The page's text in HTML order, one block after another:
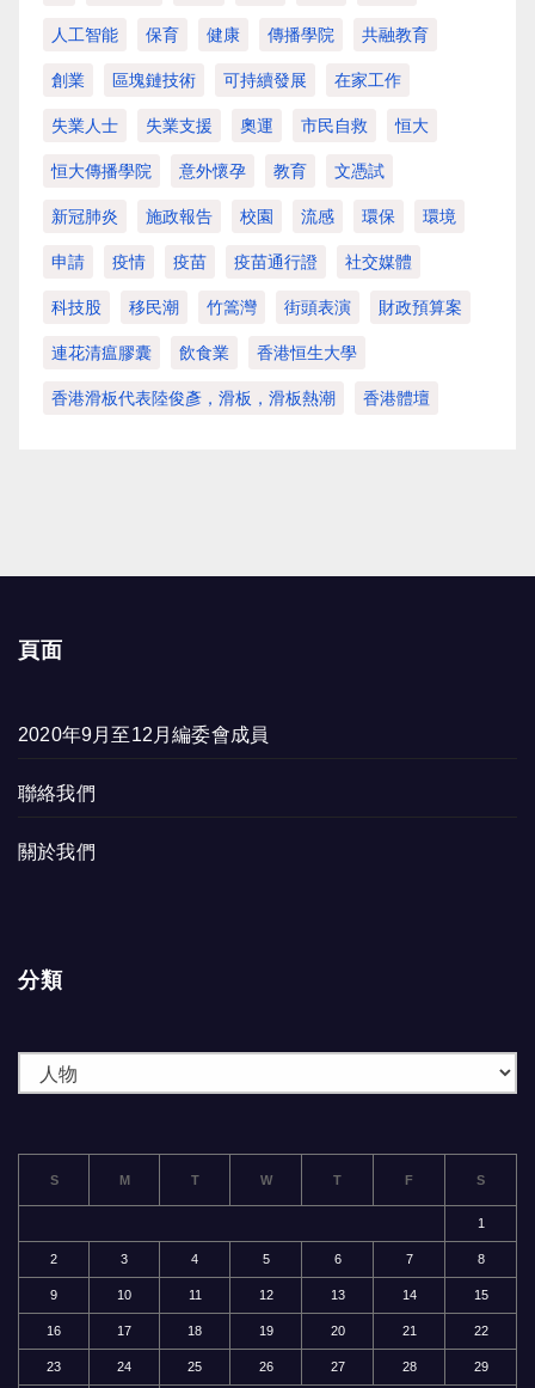
人工智能 保育 健康 傳播學院 共融教育
創業 區塊鏈技術 可持續發展 在家工作
失業人士 失業支援 奧運 市民自救 恒大
恒大傳播學院 意外懷孕 教育 文憑試
新冠肺炎 施政報告 校園 流感 環保 環境
申請 疫情 疫苗 疫苗通行證 社交媒體
科技股 移民潮 竹篙灣 街頭表演 財政預算案
連花清瘟膠囊 飲食業 香港恒生大學
香港滑板代表陸俊彥，滑板，滑板熱潮 香港體壇
頁面
2020年9月至12月編委會成員
聯絡我們
關於我們
分類
S M T W T F S
1
2 3 4 5 6 7 8
9 10 11 12 13 14 15
16 17 18 19 20 21 22
23 24 25 26 27 28 29